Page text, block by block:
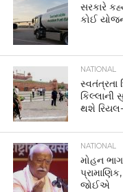
સરકારે
કોઈ
NATIONAL
સ્વતંત્રતા
કિલ્લાની
થશે રિયલ-
NATIONAL
મોહન
જોઈએ